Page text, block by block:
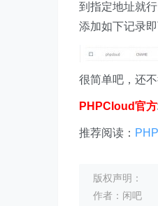
到指定地址就
添加如下记录即
很简单吧，还不
PHPCloud官方
推荐阅读：
版权声明：
作者：闲吧